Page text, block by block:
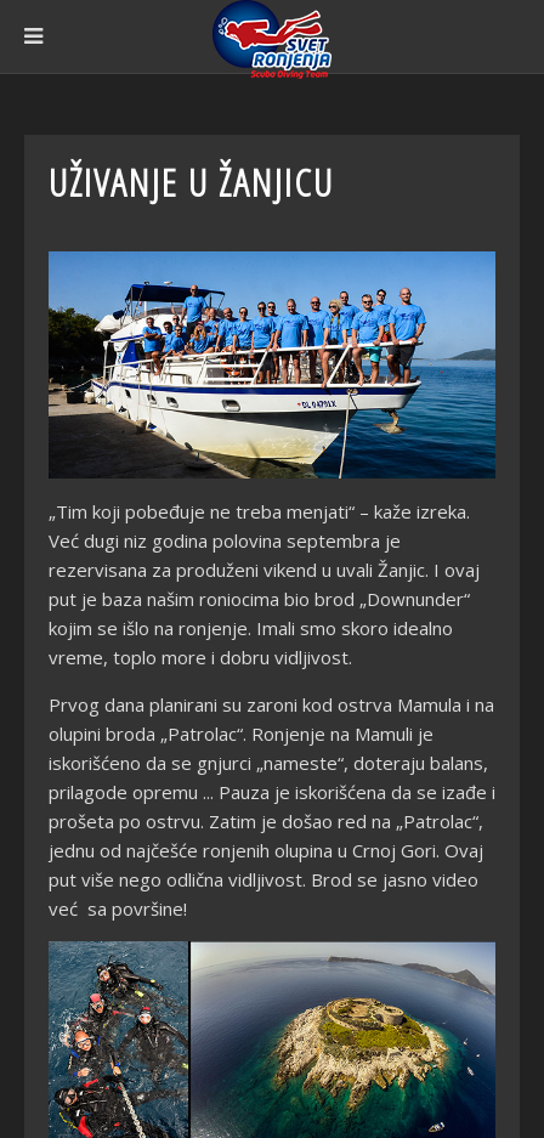
UŽIVANJE U ŽANJICU
„Tim koji pobeđuje ne treba menjati“ – kaže izreka.
Već dugi niz godina polovina septembra je
rezervisana za produženi vikend u uvali Žanjic. I ovaj
put je baza našim roniocima bio brod „Downunder“
kojim se išlo na ronjenje. Imali smo skoro idealno
vreme, toplo more i dobru vidljivost.
Prvog dana planirani su zaroni kod ostrva Mamula i na
olupini broda „Patrolac“. Ronjenje na Mamuli je
iskorišćeno da se gnjurci „nameste“, doteraju balans,
prilagode opremu ... Pauza je iskorišćena da se izađe i
prošeta po ostrvu. Zatim je došao red na „Patrolac“,
jednu od najčešće ronjenih olupina u Crnoj Gori. Ovaj
put više nego odlična vidljivost. Brod se jasno video
već sa površine!